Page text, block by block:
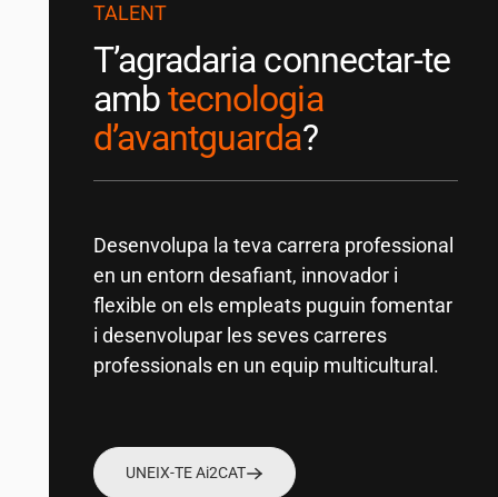
TALENT
T’agradaria connectar-te
ambtecnologia
d’avantguarda?
Desenvolupa la teva carrera professional
en un entorn desafiant, innovador i
flexible on els empleats puguin fomentar
i desenvolupar les seves carreres
professionals en un equip multicultural.
UNEIX-TE Ai2CAT